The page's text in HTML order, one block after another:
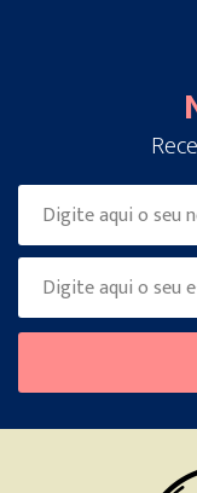
this
field